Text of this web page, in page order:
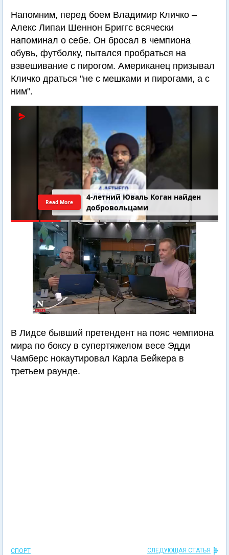
Напомним, перед боем Владимир Кличко –
Алекс Липаи Шеннон Бриггс всячески
напоминал о себе. Он бросал в чемпиона
обувь, футболку, пытался пробраться на
взвешивание с пирогом. Американец призывал
Кличко драться "не с мешками и пирогами, а с
ним".
4-летний Юваль Коган найден
добровольцами
Read More
В Лидсе бывший претендент на пояс чемпиона
мира по боксу в супертяжелом весе Эдди
Чамберс нокаутировал Карла Бейкера в
третьем раунде.
СПОРТ СЛЕДУЮЩАЯ СТАТЬЯ